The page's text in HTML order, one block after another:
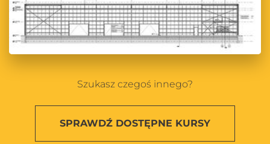
Szukasz czegoś innego?
SPRAWDŹ DOSTĘPNE KURSY